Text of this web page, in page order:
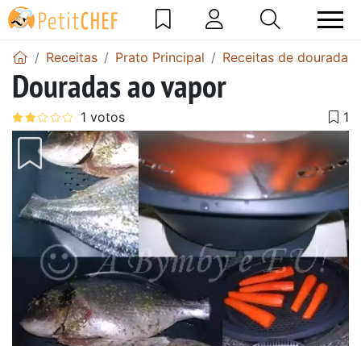
Receitas Prato Principal Receitas de dourada
Douradas ao vapor